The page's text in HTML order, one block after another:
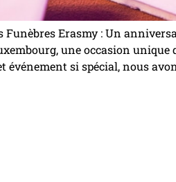
Funèbres Erasmy : Un
une occasion
événement si spécial, nous